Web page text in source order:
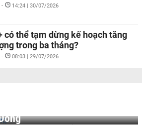
- 14:24 | 30/07/2026
có thể tạm dừng kế hoạch tăng
trong ba tháng?
- 08:03 | 29/07/2026